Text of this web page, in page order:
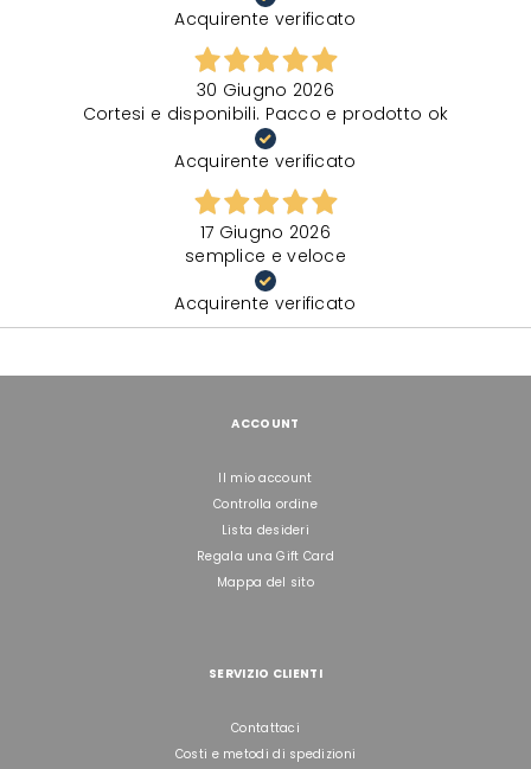
Acquirente verificato
30 Giugno 2026
Cortesi e disponibili. Pacco e prodotto ok
Acquirente verificato
17 Giugno 2026
semplice e veloce
Acquirente verificato
ACCOUNT
Il mio account
Controlla ordine
Lista desideri
Regala una Gift Card
Mappa del sito
SERVIZIO CLIENTI
Contattaci
Costi e metodi di spedizioni